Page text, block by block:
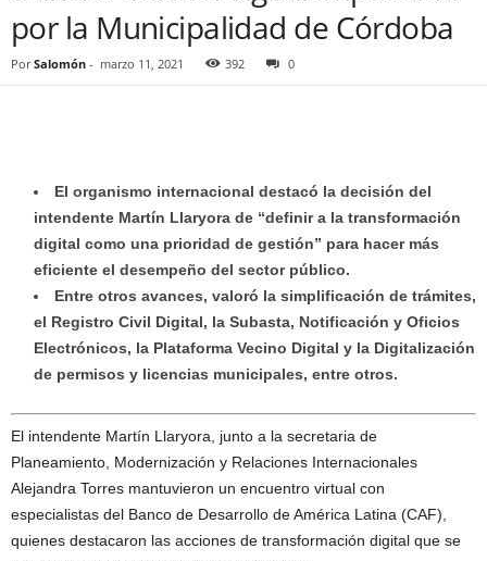
por la Municipalidad de Córdoba
Por Salomón - marzo 11, 2021 392 0
El organismo internacional destacó la decisión del
intendente Martín Llaryora de “definir a la transformación
digital como una prioridad de gestión” para hacer más
eficiente el desempeño del sector público.
Entre otros avances, valoró la simplificación de trámites,
el Registro Civil Digital, la Subasta, Notificación y Oficios
Electrónicos, la Plataforma Vecino Digital y la Digitalización
de permisos y licencias municipales, entre otros.
El intendente Martín Llaryora, junto a la secretaria de
Planeamiento, Modernización y Relaciones Internacionales
Alejandra Torres mantuvieron un encuentro virtual con
especialistas del Banco de Desarrollo de América Latina (CAF),
quienes destacaron las acciones de transformación digital que se